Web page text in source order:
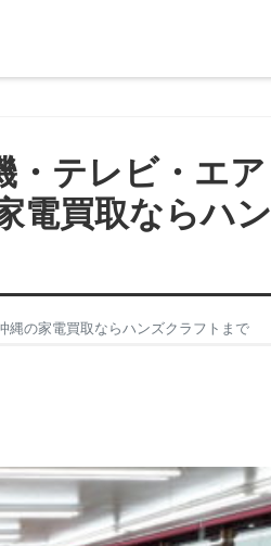
テレビ・エア
電買取ならハン
の家電買取ならハンズクラフトまで